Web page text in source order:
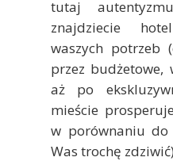
tutaj
znajdziecie
waszych potrzeb
przez budżetowe,
aż po
mieście
w porównaniu do
Was trochę